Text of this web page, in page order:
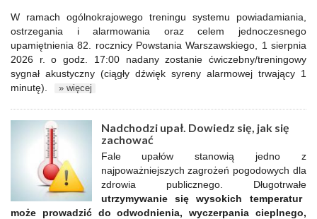
W ramach ogólnokrajowego treningu systemu powiadamiania,
ostrzegania i alarmowania oraz celem jednoczesnego
upamiętnienia 82. rocznicy Powstania Warszawskiego, 1 sierpnia
2026 r. o godz. 17:00 nadany zostanie ćwiczebny/treningowy
sygnał akustyczny (ciągły dźwięk syreny alarmowej trwający 1
minutę).
» więcej
Nadchodzi upał. Dowiedz się, jak się
zachować
Fale upałów stanowią jedno z
najpoważniejszych zagrożeń pogodowych dla
zdrowia publicznego. Długotrwałe
utrzymywanie się wysokich temperatur
może prowadzić do odwodnienia, wyczerpania cieplnego,